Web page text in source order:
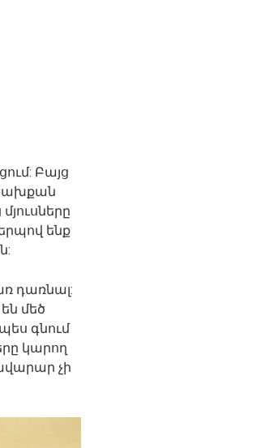
Բայց
նախքան
ենք
դառնալ:
մեծ
գնում
կարող
չի